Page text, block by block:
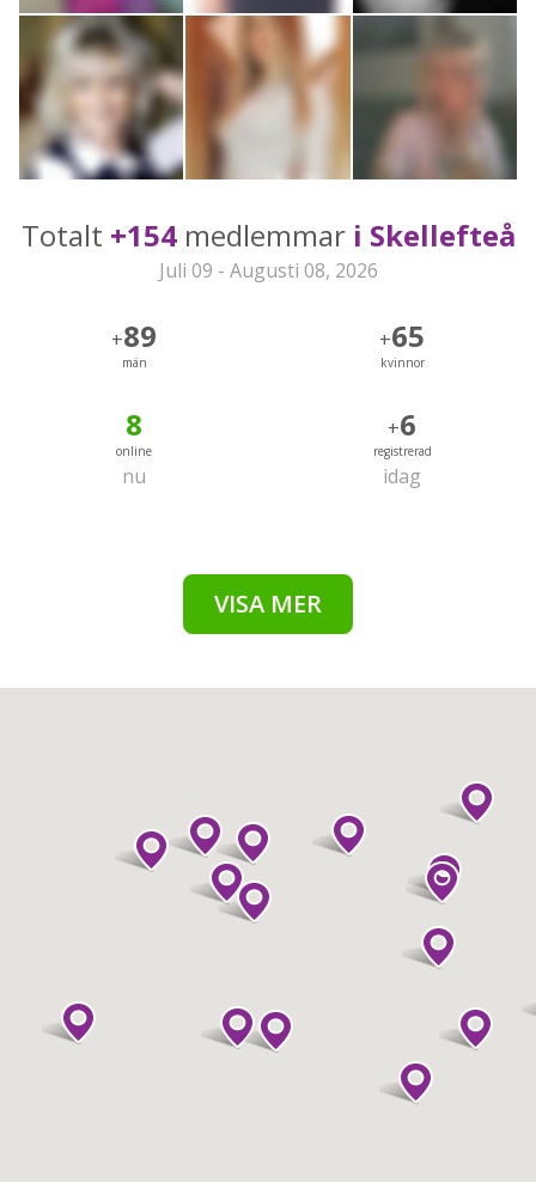
Totalt +154medlemmar i Skellefteå
Juli 09 - Augusti 08, 2026
+89
män
+65
kvinnor
8
online
nu
+6
registrerad
idag
VISA MER